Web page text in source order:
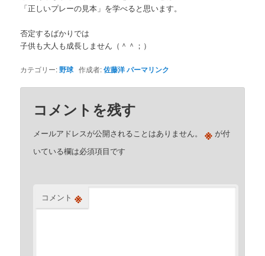
「正しいプレーの見本」を学べると思います。
否定するばかりでは
子供も大人も成長しません（＾＾；）
カテゴリー:野球 作成者:佐藤洋パーマリンク
コメントを残す
メールアドレスが公開されることはありません。 ※ が付
いている欄は必須項目です
コメント ※